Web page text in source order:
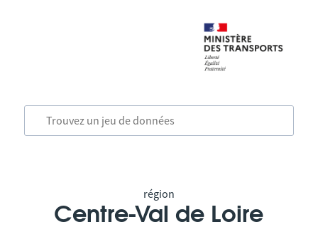
région
Centre-Val de Loire